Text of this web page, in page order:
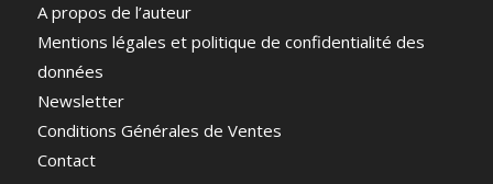
A propos de l’auteur
Mentions légales et politique de confidentialité des
données
Newsletter
Conditions Générales de Ventes
Contact